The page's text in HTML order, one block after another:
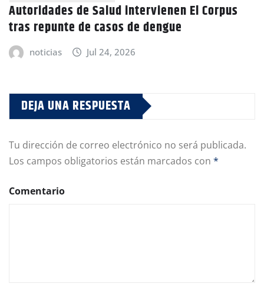
Autoridades de Salud intervienen El Corpus
tras repunte de casos de dengue
noticias Jul 24, 2026
DEJA UNA RESPUESTA
Tu dirección de correo electrónico no será publicada.
Los campos obligatorios están marcados con *
Comentario